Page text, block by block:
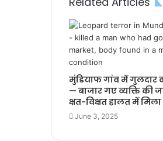
मुंडियाफ गांव में
— बाजार गए व्यक्ति की
क्षत-विक्षत हालत में
June 3, 2025